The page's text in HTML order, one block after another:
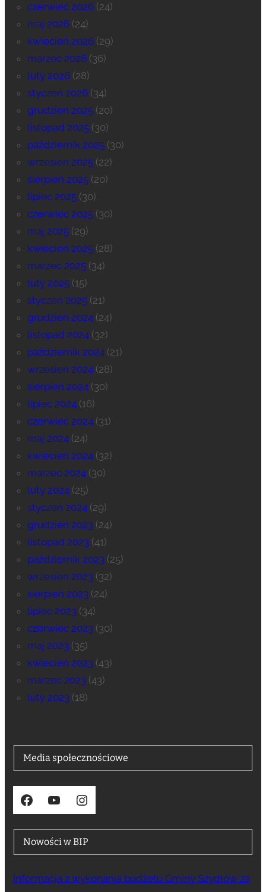
czerwiec 2026(24)
maj 2026(24)
kwiecień 2026(29)
marzec 2026(36)
luty 2026(28)
styczeń 2026(34)
grudzień 2025(20)
listopad 2025(30)
październik 2025(30)
wrzesień 2025(22)
sierpień 2025(20)
lipiec 2025(30)
czerwiec 2025(30)
maj 2025(29)
kwiecień 2025(28)
marzec 2025(34)
luty 2025(15)
styczeń 2025(21)
grudzień 2024(24)
listopad 2024(32)
październik 2024(21)
wrzesień 2024(28)
sierpień 2024(30)
lipiec 2024(16)
czerwiec 2024(31)
maj 2024(24)
kwiecień 2024(32)
marzec 2024(30)
luty 2024(25)
styczeń 2024(29)
grudzień 2023(24)
listopad 2023(41)
październik 2023(25)
wrzesień 2023(32)
sierpień 2023(24)
lipiec 2023(34)
czerwiec 2023(30)
maj 2023(35)
kwiecień 2023(43)
marzec 2023(43)
luty 2023(18)
Media społecznościowe
Facebook YouTube Instagram
Nowości w BIP
Informacja z wykonania budżetu Gminy Szydłów za